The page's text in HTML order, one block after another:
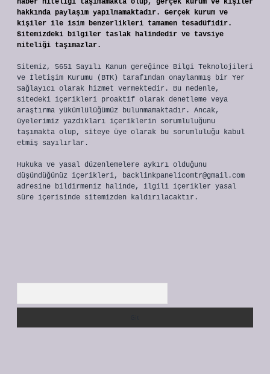
haber niteliği taşımamakta olup, gerçek kurum ve kişiler
hakkında paylaşım yapılmamaktadır. Gerçek kurum ve
kişiler ile isim benzerlikleri tamamen tesadüfidir.
Sitemizdeki bilgiler taslak halindedir ve tavsiye
niteliği taşımazlar.
Sitemiz, 5651 Sayılı Kanun gereğince Bilgi Teknolojileri
ve İletişim Kurumu (BTK) tarafından onaylanmış bir Yer
Sağlayıcı olarak hizmet vermektedir. Bu nedenle,
sitedeki içerikleri proaktif olarak denetleme veya
araştırma yükümlülüğümüz bulunmamaktadır. Ancak,
üyelerimiz yazdıkları içeriklerin sorumluluğunu
taşımakta olup, siteye üye olarak bu sorumluluğu kabul
etmiş sayılırlar.
Hukuka ve yasal düzenlemelere aykırı olduğunu
düşündüğünüz içerikleri, backlinkpanelicomtr@gmail.com
adresine bildirmeniz halinde, ilgili içerikler yasal
süre içerisinde sitemizden kaldırılacaktır.